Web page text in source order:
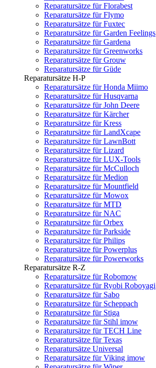
Reparatursätze für Florabest
Reparatursätze für Flymo
Reparatursätze für Fuxtec
Reparatursätze für Garden Feelings
Reparatursätze für Gardena
Reparatursätze für Greenworks
Reparatursätze für Grouw
Reparatursätze für Güde
Reparatursätze H-P
Reparatursätze für Honda Miimo
Reparatursätze für Husqvarna
Reparatursätze für John Deere
Reparatursätze für Kärcher
Reparatursätze für Kress
Reparatursätze für LandXcape
Reparatursätze für LawnBott
Reparatursätze für Lizard
Reparatursätze für LUX-Tools
Reparatursätze für McCulloch
Reparatursätze für Medion
Reparatursätze für Mountfield
Reparatursätze für Mowox
Reparatursätze für MTD
Reparatursätze für NAC
Reparatursätze für Orbex
Reparatursätze für Parkside
Reparatursätze für Philips
Reparatursätze für Powerplus
Reparatursätze für Powerworks
Reparatursätze R-Z
Reparatursätze für Robomow
Reparatursätze für Ryobi Roboyagi
Reparatursätze für Sabo
Reparatursätze für Scheppach
Reparatursätze für Stiga
Reparatursätze für Stihl imow
Reparatursätze für TECH Line
Reparatursätze für Texas
Reparatursätze Universal
Reparatursätze für Viking imow